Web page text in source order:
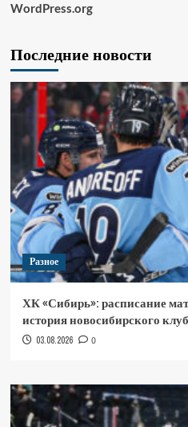
WordPress.org
Последние новости
Разное
ХК «Сибирь»: расписание
история новосибирского
03.08.2026 0